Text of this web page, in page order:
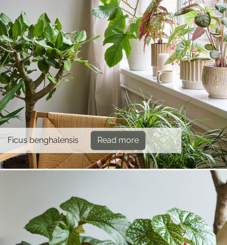
Ficus benghalensis Read more